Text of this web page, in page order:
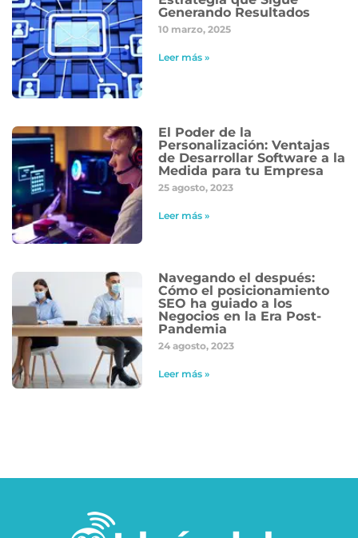
Generando Resultados
10 marzo, 2025
Leer más »
El Poder de la
Personalización: Ventajas
de Desarrollar Software a la
Medida para tu Empresa
25 agosto, 2023
Leer más »
Navegando el después:
Cómo el posicionamiento
SEO ha guiado a los
Negocios en la Era Post-
Pandemia
24 agosto, 2023
Leer más »